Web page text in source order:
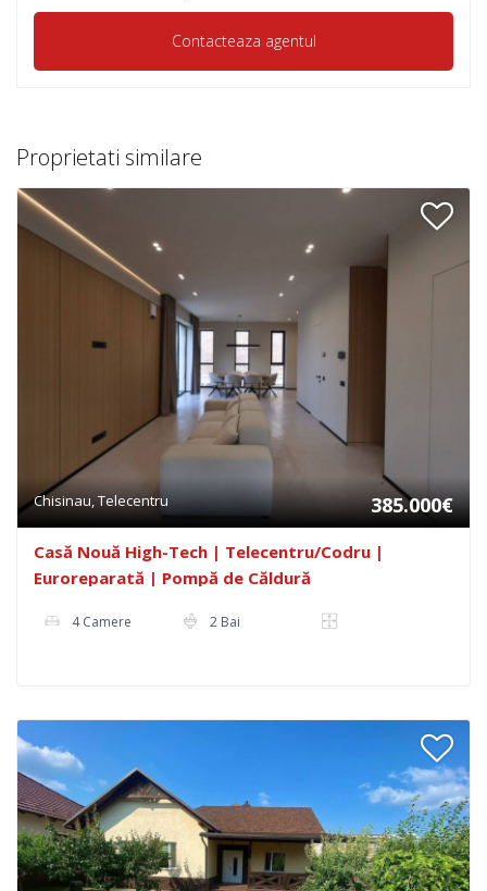
Proprietati similare
Chisinau, Telecentru 385.000€
Casă Nouă High-Tech | Telecentru/Codru |
Euroreparată | Pompă de Căldură
4 Camere 2 Bai